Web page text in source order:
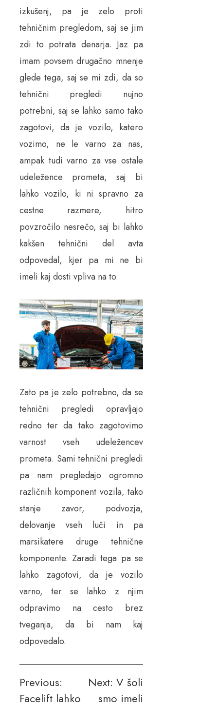
izkušenj, pa je zelo proti
tehničnim pregledom, saj se jim
zdi to potrata denarja. Jaz pa
imam povsem drugačno mnenje
glede tega, saj se mi zdi, da so
tehnični pregledi nujno
potrebni, saj se lahko samo tako
zagotovi, da je vozilo, katero
vozimo, ne le varno za nas,
ampak tudi varno za vse ostale
udeležence prometa, saj bi
lahko vozilo, ki ni spravno za
cestne razmere, hitro
povzročilo nesrečo, saj bi lahko
kakšen tehnični del avta
odpovedal, kjer pa mi ne bi
imeli kaj dosti vpliva na to.
Zato pa je zelo potrebno, da se
tehnični pregledi opravljajo
redno ter da tako zagotovimo
varnost vseh udeležencev
prometa. Sami tehnični pregledi
pa nam pregledajo ogromno
različnih komponent vozila, tako
stanje zavor, podvozja,
delovanje vseh luči in pa
marsikatere druge tehnične
komponente. Zaradi tega pa se
lahko zagotovi, da je vozilo
varno, ter se lahko z njim
odpravimo na cesto brez
tveganja, da bi nam kaj
odpovedalo.
Navigacija
prispevka
Previous:
Facelift lahko
Next: V šoli
smo imeli